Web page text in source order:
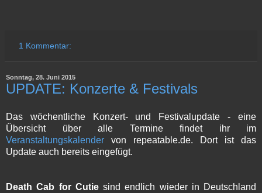
1 Kommentar:
Sonntag, 28. Juni 2015
UPDATE: Konzerte & Festivals
Das wöchentliche Konzert- und Festivalupdate - eine
Übersicht über alle Termine findet ihr im
Veranstaltungskalender von repeatable.de. Dort ist das
Update auch bereits eingefügt.
Death Cab for Cutiesind endlich wieder in Deutschland